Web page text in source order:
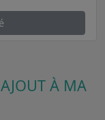
À MA